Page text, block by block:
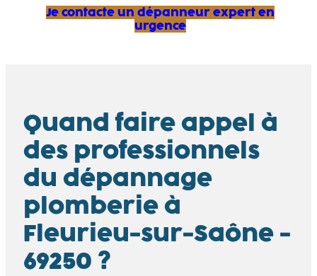
Je contacte un dépanneur expert en
urgence
Quand faire appel à
des professionnels
du dépannage
plomberie à
Fleurieu-sur-Saône -
69250 ?